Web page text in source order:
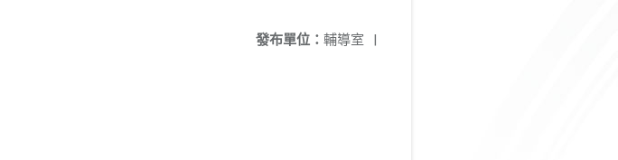
發布單位： 輔導室 |